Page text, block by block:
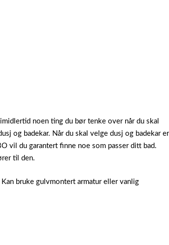
noen ting du bør tenke over når du skal
og badekar. Når du skal velge dusj og badekar er
vil du garantert finne noe som passer ditt bad.
til den.
bruke gulvmontert armatur eller vanlig